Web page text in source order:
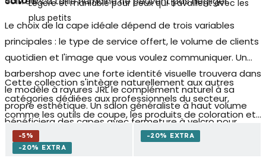
Légère et maniable pour ceux qui travaillent avec les
plus petits
Le choix de la cape idéale dépend de trois variables
principales : le type de service offert, le volume de clients
quotidien et l'image que vous voulez communiquer. Un
barbershop avec une forte identité visuelle trouvera dans
le modèle à rayures JRL le complément naturel à sa
propre esthétique. Un salon généraliste à haut volume
bénéficiera des capes avec fermeture à velcro pour
accélérer la rotation. Celui qui mise sur l'hygiène certifiée
choisira l'à usage unique en TNT. Celui qui veut fidéliser les
Cette collection s'intègre naturellement aux autres
catégories dédiées aux professionnels du secteur,
comme les outils de coupe, les produits de coloration et
les accessoires de styling. Compléter l'équipement de
votre espace de travail avec les accessoires appropriés
-5%
-20% EXTRA
-20% EXTRA